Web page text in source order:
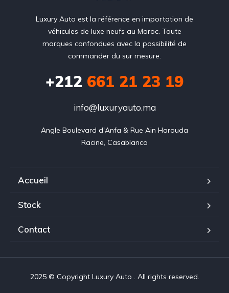
Luxury Auto est la référence en importation de
véhicules de luxe neufs au Maroc. Toute
marques confondues avec la possibilité de
commander du sur mesure.
+212 ‭661 21 23 19‬
info@luxuryauto.ma
Angle Boulevard d'Anfa & Rue Ain Harouda
Racine, Casablanca
Accueil
Stock
Contact
2025 © Copyright Luxury Auto . All rights reserved.